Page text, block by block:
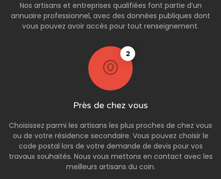
Nos artisans et entreprises qualifiées font partie d’un
annuaire professionnel, avec des données publiques dont
vous pouvez avoir accès pour tout renseignement.
2
Près de chez vous
Choisissez parmi les artisans les plus proches de chez vous
ou de votre résidence secondaire. Vous pouvez choisir le
code postal lors de votre demande de devis pour vos
travaux souhaités. Nous vous mettons en contact avec les
meilleurs artisans du coin.